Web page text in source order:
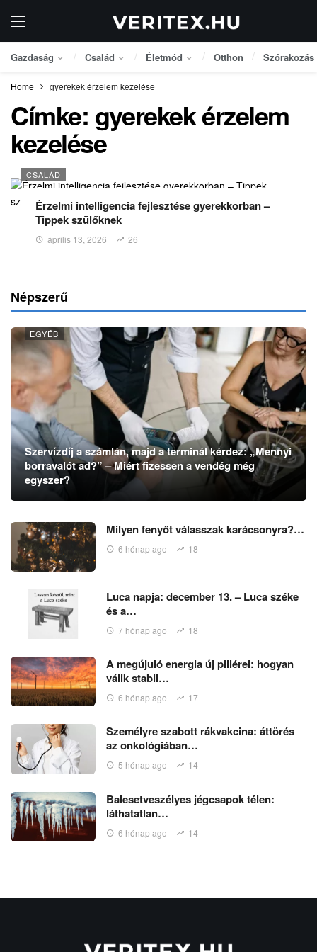
Gazdaság Család Életmód Otthon Szórakozás
Home gyerekek érzelem kezelése
Címke: gyerekek érzelem
kezelése
CSALÁD
Érzelmi intelligencia fejlesztése gyerekkorban –
Tippek szülőknek
április 13, 2026 26
Népszerű
EGYÉB
Szervízdíj a számlán, majd a terminál kérdez: „Mennyi
borravalót ad?” – Miért fizessen a vendég még
egyszer?
Milyen fenyőt válasszak karácsonyra?…
6 hónap ago 18
Luca napja: december 13. – Luca széke
és a…
7 hónap ago 18
A megújuló energia új pillérei: hogyan
válik stabil…
6 hónap ago 17
Személyre szabott rákvakcina: áttörés
az onkológiában…
5 hónap ago 14
Balesetveszélyes jégcsapok télen:
láthatatlan…
6 hónap ago 14